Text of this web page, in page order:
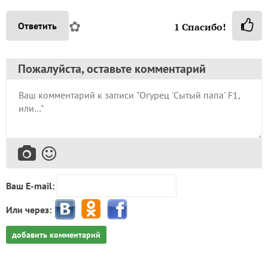
Ответить ✿ 1 Спасибо!
Пожалуйста, оставьте комментарий
Ваш E-mail:
Или через:
добавить комментарий